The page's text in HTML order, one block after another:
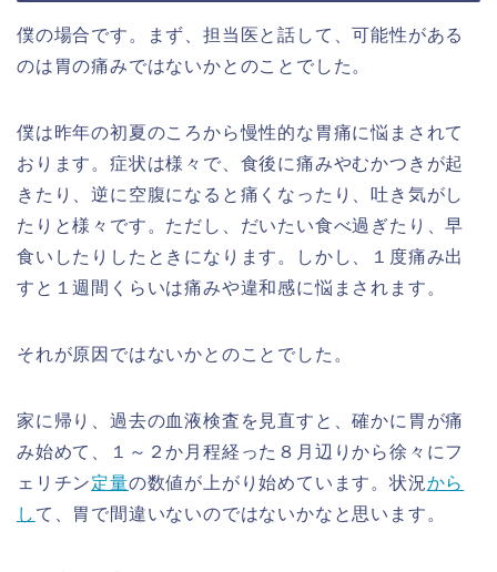
僕の場合です。まず、担当医と話して、可能性がある
のは胃の痛みではないかとのことでした。
僕は昨年の初夏のころから慢性的な胃痛に悩まされて
おります。症状は様々で、食後に痛みやむかつきが起
きたり、逆に空腹になると痛くなったり、吐き気がし
たりと様々です。ただし、だいたい食べ過ぎたり、早
食いしたりしたときになります。しかし、１度痛み出
すと１週間くらいは痛みや違和感に悩まされます。
それが原因ではないかとのことでした。
家に帰り、過去の血液検査を見直すと、確かに胃が痛
み始めて、１～２か月程経った８月辺りから徐々にフ
ェリチン定量の数値が上がり始めています。状況から
し て、胃で間違いないのではないかなと思います。